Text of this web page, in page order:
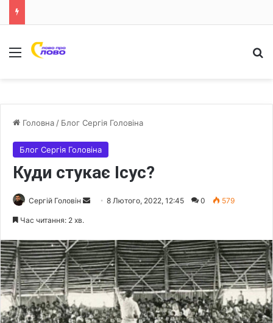
Меню
Головна / Блог Сергія Головіна
Блог Сергія Головіна
Куди стукає Ісус?
Сергій Головін
d
a
n
e
a
8 Лютого, 2022, 12:45 0 579
Час читання: 2 хв.